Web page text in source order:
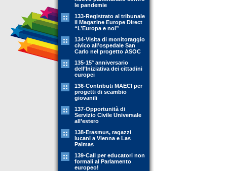
le pandemie
133-Registrato al tribunale
il Magazine Europe Direct
“L’Europa e noi”
134-Visita di monitoraggio
civico all’ospedale San
Carlo nel progetto ASOC
135-15° anniversario
dell’Iniziativa dei cittadini
europei
136-Contributi MAECI per
progetti di scambio
giovanili
137-Opportunità di
Servizio Civile Universale
all’estero
138-Erasmus, ragazzi
lucani a Vienna e Las
Palmas
139-Call per educatori non
formali al Parlamento
europeo!